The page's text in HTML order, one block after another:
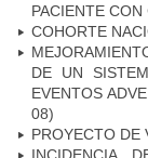
PACIENTE CON
COHORTE
DE UN
EVENTOS
08)
PROYECTO DE